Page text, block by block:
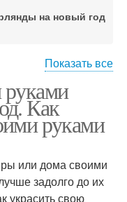
на новый год
Показать все
руками
Как
руками
или дома своими
задолго до их
украсить свою